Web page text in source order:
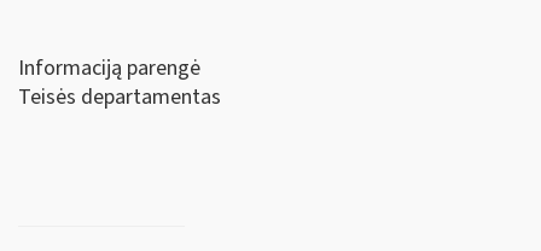
Informaciją parengė
Teisės departamentas